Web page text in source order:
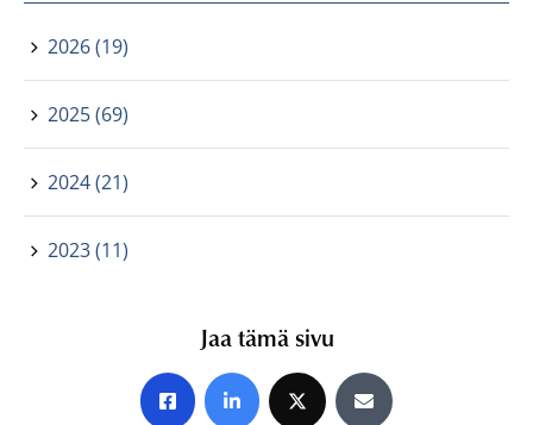
2026 (19)
2025 (69)
2024 (21)
2023 (11)
Jaa tämä sivu
Jaa Facebookissa
Jaa LinkedInissä
Jaa X:ssäJaa sähköpostitse